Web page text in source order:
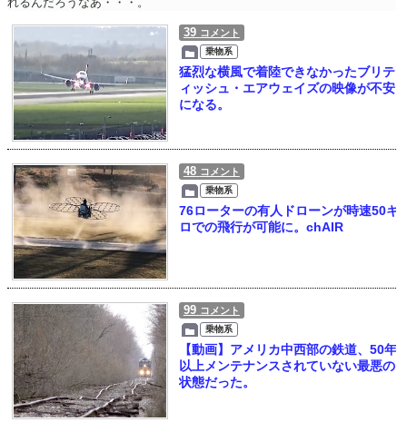
39 コメント
乗物系
猛烈な横風で着陸できなかったブリテ
ィッシュ・エアウェイズの映像が不安
になる。
48 コメント
乗物系
76ローターの有人ドローンが時速50キ
ロでの飛行が可能に。chAIR
99 コメント
乗物系
【動画】アメリカ中西部の鉄道、50年
以上メンテナンスされていない最悪の
状態だった。